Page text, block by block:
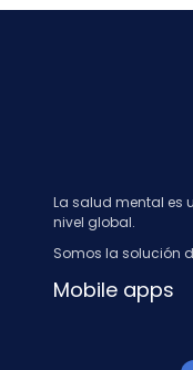
La salud mental es
nivel global.
Somos la solución
Mobile apps